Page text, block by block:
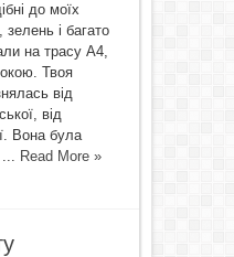
до моїх
зелень і багато
на трасу А4,
Твоя
від
від
Вона була
Read More »